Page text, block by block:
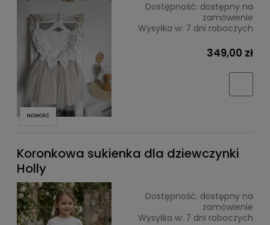
Dostępność: dostępny na
zamówienie
Wysyłka w: 7 dni roboczych
349,00 zł
NOWOŚĆ
Koronkowa sukienka dla dziewczynki
Holly
Dostępność: dostępny na
zamówienie
Wysyłka w: 7 dni roboczych